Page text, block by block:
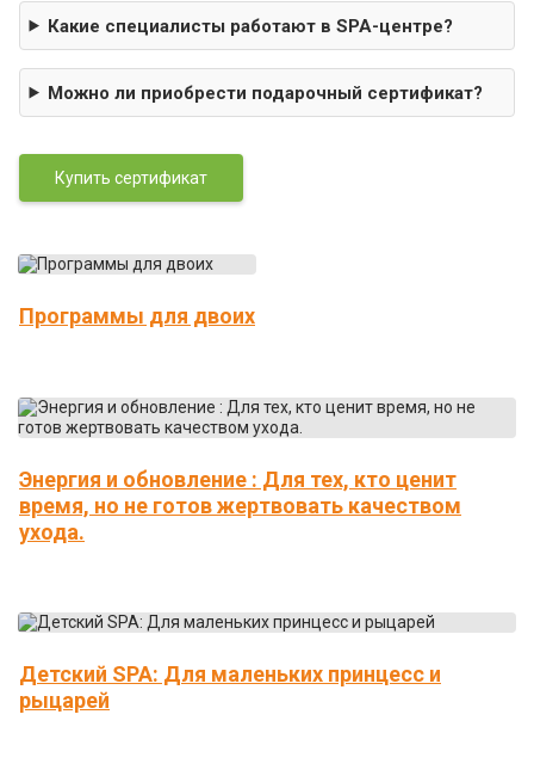
Какие специалисты работают в SPA-центре?
Можно ли приобрести подарочный сертификат?
Купить сертификат
Программы для двоих
Энергия и обновление : Для тех, кто ценит
время, но не готов жертвовать качеством
ухода.
Детский SPA: Для маленьких принцесс и
рыцарей